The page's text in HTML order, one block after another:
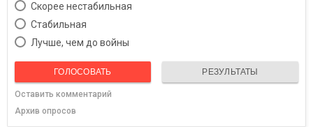
Скорее нестабильная
Cтабильная
Лучше, чем до войны
ГОЛОСОВАТЬ РЕЗУЛЬТАТЫ
Оставить комментарий
Архив опросов